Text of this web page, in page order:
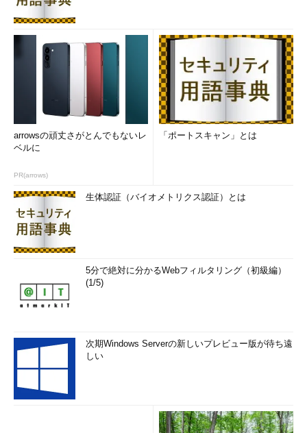
arrowsの頑丈さがとんでもないレ
ベルに
PR(arrows)
「ポートスキャン」とは
生体認証（バイオメトリクス認証）とは
5分で絶対に分かるWebフィルタリング（初級編）
(1/5)
次期Windows Serverの新しいプレビュー版が待ち遠
しい